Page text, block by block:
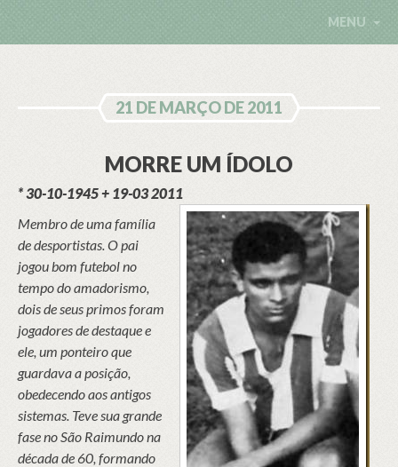
MENU
21 DE MARÇO DE 2011
MORRE UM ÍDOLO
* 30-10-1945 + 19-03 2011
Membro de uma família
de desportistas. O pai
jogou bom futebol no
tempo do amadorismo,
dois de seus primos foram
jogadores de destaque e
ele, um ponteiro que
guardava a posição,
obedecendo aos antigos
sistemas. Teve sua grande
fase no São Raimundo na
década de 60, formando